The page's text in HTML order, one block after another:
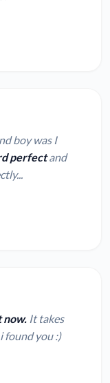
boy was I
perfectand
now. It takes
found you :)